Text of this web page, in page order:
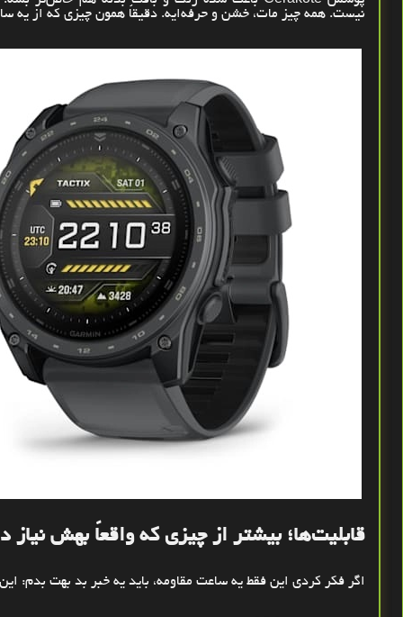
نیست. همه چیز مات، خشن و حرفه‌ایه. دقیقاً همون چیزی که از یه
قابلیت‌ها؛ بیشتر از چیزی که واقعاً بهش نیاز
اگر فکر کردی این فقط یه ساعت مقاومه، باید یه خبر بد بهت بدم: